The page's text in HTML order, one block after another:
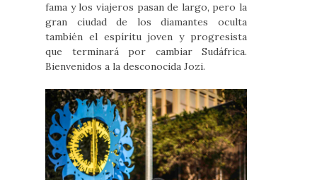
fama y los viajeros pasan de largo, pero la
gran ciudad de los diamantes oculta
también el espíritu joven y progresista
que terminará por cambiar Sudáfrica.
Bienvenidos a la desconocida Jozi.